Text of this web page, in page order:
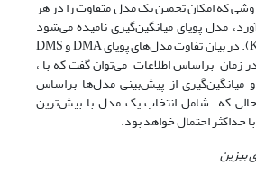
که امکان تخمین یک مدل متفاوت را در هر
مدل پویای میانگین‌گیری نامیده می‌شود
(Koop, & Korobilis, 2012). در بیان تفاوت مدل‌های پویای DMA و DMS
زمان براساس اطلاعات می‌توان گفت که با ،
از پیش‌بینی مدل‌ها براساس
‌که شامل انتخاب یک مدل با بیش‌ترین
حداکثر احتمال خواهد بود.
بیزین